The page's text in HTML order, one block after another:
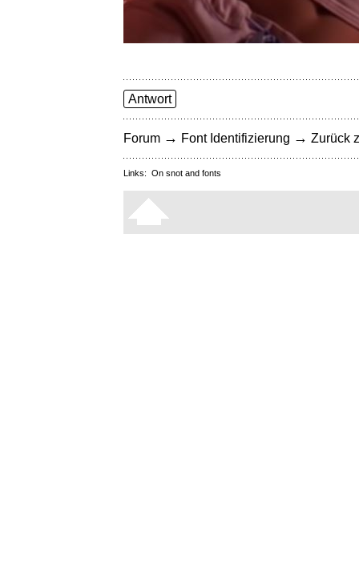
Antwort
Forum → Font Identifizierung → Zurück
Links: On snot and fonts